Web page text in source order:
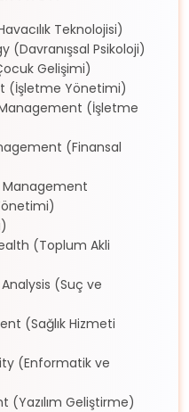
Teknolojisi)
(Davranışsal Psikoloji)
Gelişimi)
(İşletme Yönetimi)
(İşletme
(Finansal
Management
(Toplum Akli
(Suç ve
(Sağlık Hizmeti
(Enformatik ve
(Yazılım Geliştirme)